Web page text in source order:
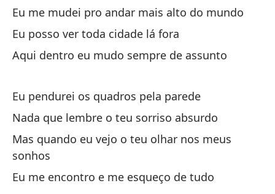
Eu me mudei pro andar mais alto do mundo
Eu posso ver toda cidade lá fora
Aqui dentro eu mudo sempre de assunto
Eu pendurei os quadros pela parede
Nada que lembre o teu sorriso absurdo
Mas quando eu vejo o teu olhar nos meus
sonhos
Eu me encontro e me esqueço de tudo